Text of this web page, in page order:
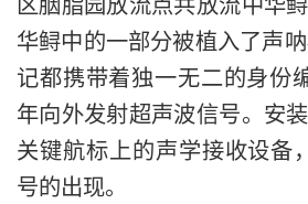
华鲟中的一部分被植入了声
记都携带着独一无二的身份
年向外发射超声波信号。安
关键航标上的声学接收设备
号的出现。